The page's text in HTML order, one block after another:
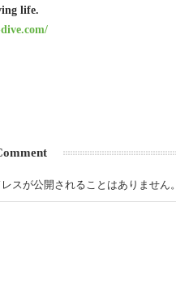
life.
スが公開されることはありません。